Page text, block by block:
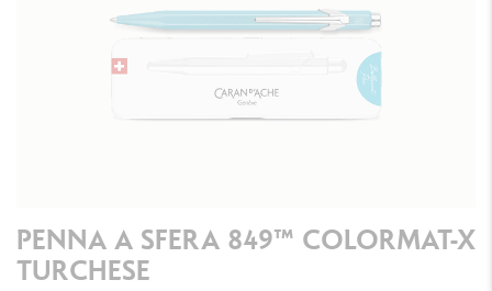
PENNA A SFERA 849™ COLORMAT-X
TURCHESE